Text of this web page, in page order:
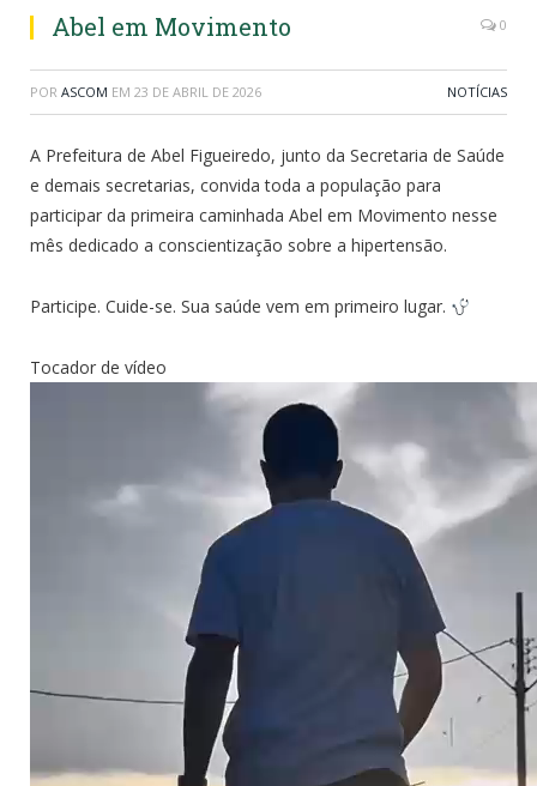
Abel em Movimento 0
POR ASCOM EM 23 DE ABRIL DE 2026 NOTÍCIAS
A Prefeitura de Abel Figueiredo, junto da Secretaria de Saúde
e demais secretarias, convida toda a população para
participar da primeira caminhada Abel em Movimento nesse
mês dedicado a conscientização sobre a hipertensão.
Participe. Cuide-se. Sua saúde vem em primeiro lugar.
Tocador de vídeo